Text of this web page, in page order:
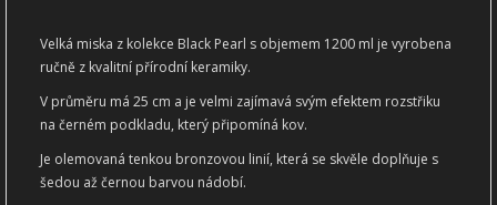
Velká miska z kolekce Black Pearl s objemem 1200 ml je vyrobena
ručně z kvalitní přírodní keramiky.
V průměru má 25 cm a je velmi zajímavá svým efektem rozstřiku
na černém podkladu, který připomíná kov.
Je olemovaná tenkou bronzovou linií, která se skvěle doplňuje s
šedou až černou barvou nádobí.